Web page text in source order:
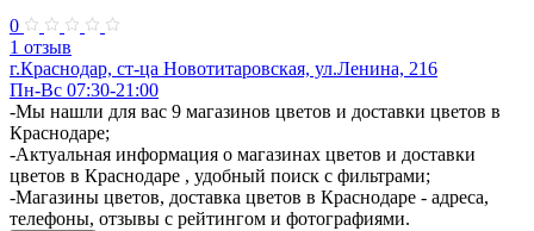
0
1 отзыв
г.Краснодар, ст-ца Новотитаровская, ул.Ленина, 216
Пн-Вс 07:30-21:00
-Мы нашли для вас 9 магазинов цветов и доставки цветов в
Краснодаре;
-Актуальная информация о магазинах цветов и доставки
цветов в Краснодаре , удобный поиск с фильтрами;
-Магазины цветов, доставка цветов в Краснодаре - адреса,
телефоны, отзывы с рейтингом и фотографиями.